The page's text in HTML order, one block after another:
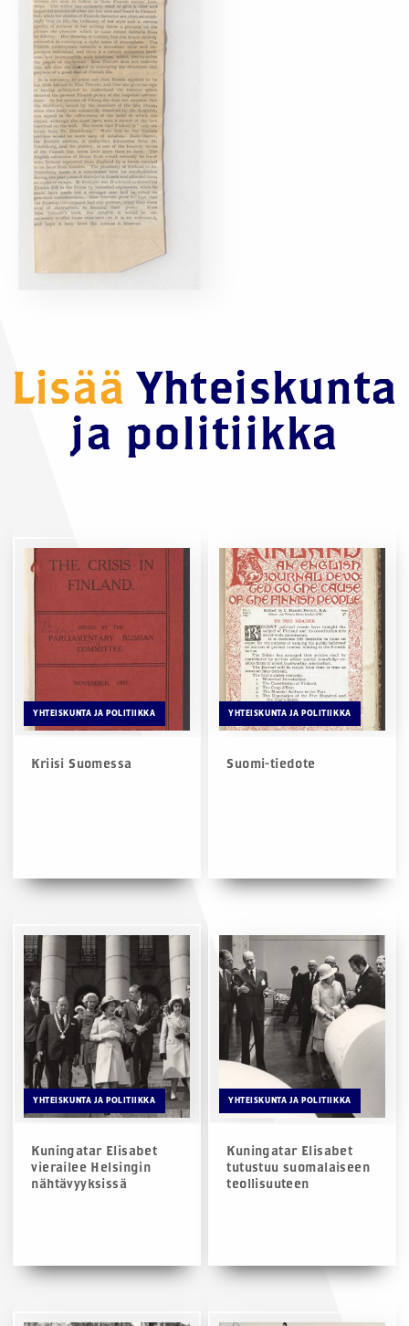
LisääYhteiskunta
ja politiikka
YHTEISKUNTA JA POLITIIKKA
Kriisi Suomessa
YHTEISKUNTA JA POLITIIKKA
Suomi-tiedote
YHTEISKUNTA JA POLITIIKKA
Kuningatar Elisabet
vierailee Helsingin
nähtävyyksissä
YHTEISKUNTA JA POLITIIKKA
Kuningatar Elisabet
tutustuu suomalaiseen
teollisuuteen